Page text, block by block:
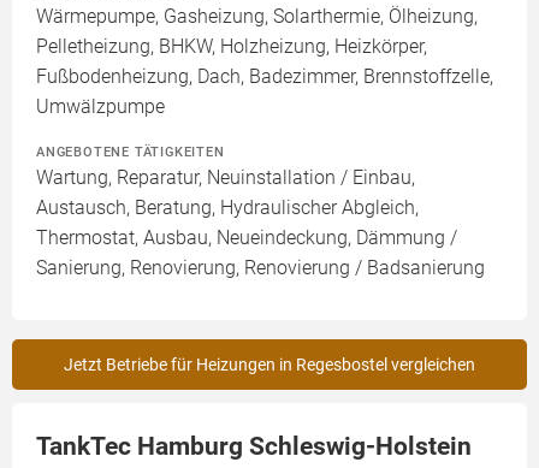
Wärmepumpe, Gasheizung, Solarthermie, Ölheizung,
Pelletheizung, BHKW, Holzheizung, Heizkörper,
Fußbodenheizung, Dach, Badezimmer, Brennstoffzelle,
Umwälzpumpe
ANGEBOTENE TÄTIGKEITEN
Wartung, Reparatur, Neuinstallation / Einbau,
Austausch, Beratung, Hydraulischer Abgleich,
Thermostat, Ausbau, Neueindeckung, Dämmung /
Sanierung, Renovierung, Renovierung / Badsanierung
Jetzt Betriebe für Heizungen in Regesbostel vergleichen
TankTec Hamburg Schleswig-Holstein